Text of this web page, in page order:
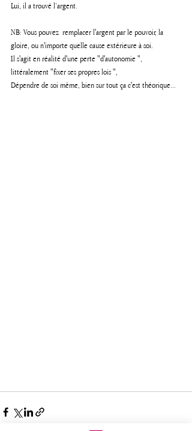
Lui, il a trouvé l’argent.
NB: Vous pouvez  remplacer l'argent par le pouvoir, la
gloire, ou n'importe quelle cause extérieure à soi.
Il s'agit en réalité d'une perte "d'autonomie ",
littéralement "fixer ses propres lois ",
Dépendre de soi même, bien sur tout ça c'est théorique...